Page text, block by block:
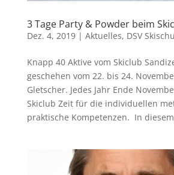
3 Tage Party & Powder beim
Dez. 4, 2019| Aktuelles, DSV
Knapp 40 Aktive vom Skiclub
geschehen vom 22. bis 24.
Gletscher. Jedes Jahr Ende
Skiclub Zeit für die individuellen
praktische Kompetenzen. In diesem